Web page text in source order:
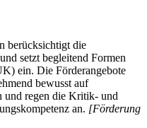
berücksichtigt die
setzt begleitend Formen
ein. Die Förderangebote
bewusst auf
und regen die Kritik- und
an. [Förderung